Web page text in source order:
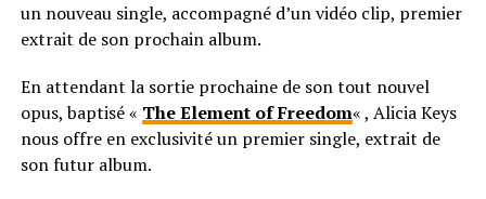
un nouveau single, accompagné d’un vidéo clip, premier
extrait de son prochain album.
En attendant la sortie prochaine de son tout nouvel
opus, baptisé « The Element of Freedom« , Alicia Keys
nous offre en exclusivité un premier single, extrait de
son futur album.